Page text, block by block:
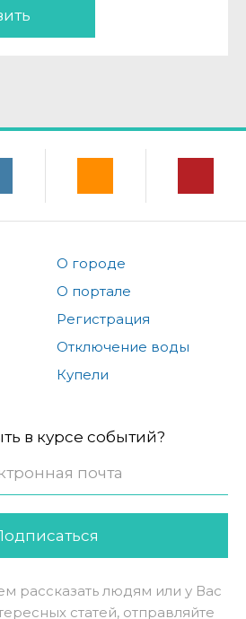
О городе
О портале
Регистрация
Отключение воды
Купели
в курсе событий?
рассказать людям или у Вас
статей, отправляйте